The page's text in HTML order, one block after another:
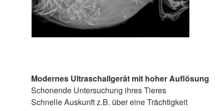
Modernes Ultraschallgerät mit hoher Auflösung
Schonende Untersuchung ihres Tieres
Schnelle Auskunft z.B. über eine Trächtigkeit